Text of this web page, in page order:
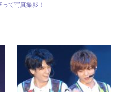
て写真撮影！